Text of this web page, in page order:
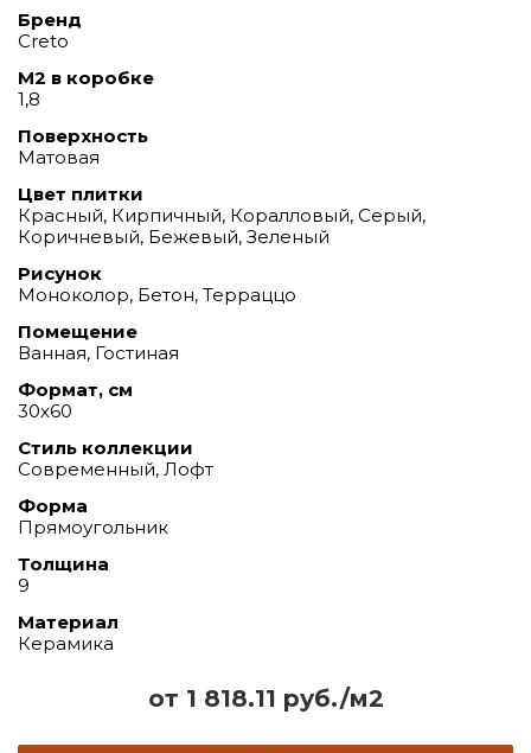
от 1 818.11 руб./м2
Бренд
Creto
М2 в коробке
1,8
Поверхность
Матовая
Цвет плитки
Красный, Кирпичный, Коралловый, Серый,
Коричневый, Бежевый, Зеленый
Рисунок
Моноколор, Бетон, Терраццо
Помещение
Ванная, Гостиная
Формат, см
30х60
Стиль коллекции
Современный, Лофт
Форма
Прямоугольник
Толщина
9
Материал
Керамика